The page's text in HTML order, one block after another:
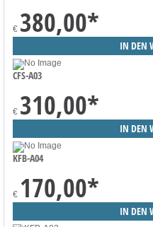
€ 380,00*
CFS-A03
€ 310,00*
KFB-A04
€ 170,00*